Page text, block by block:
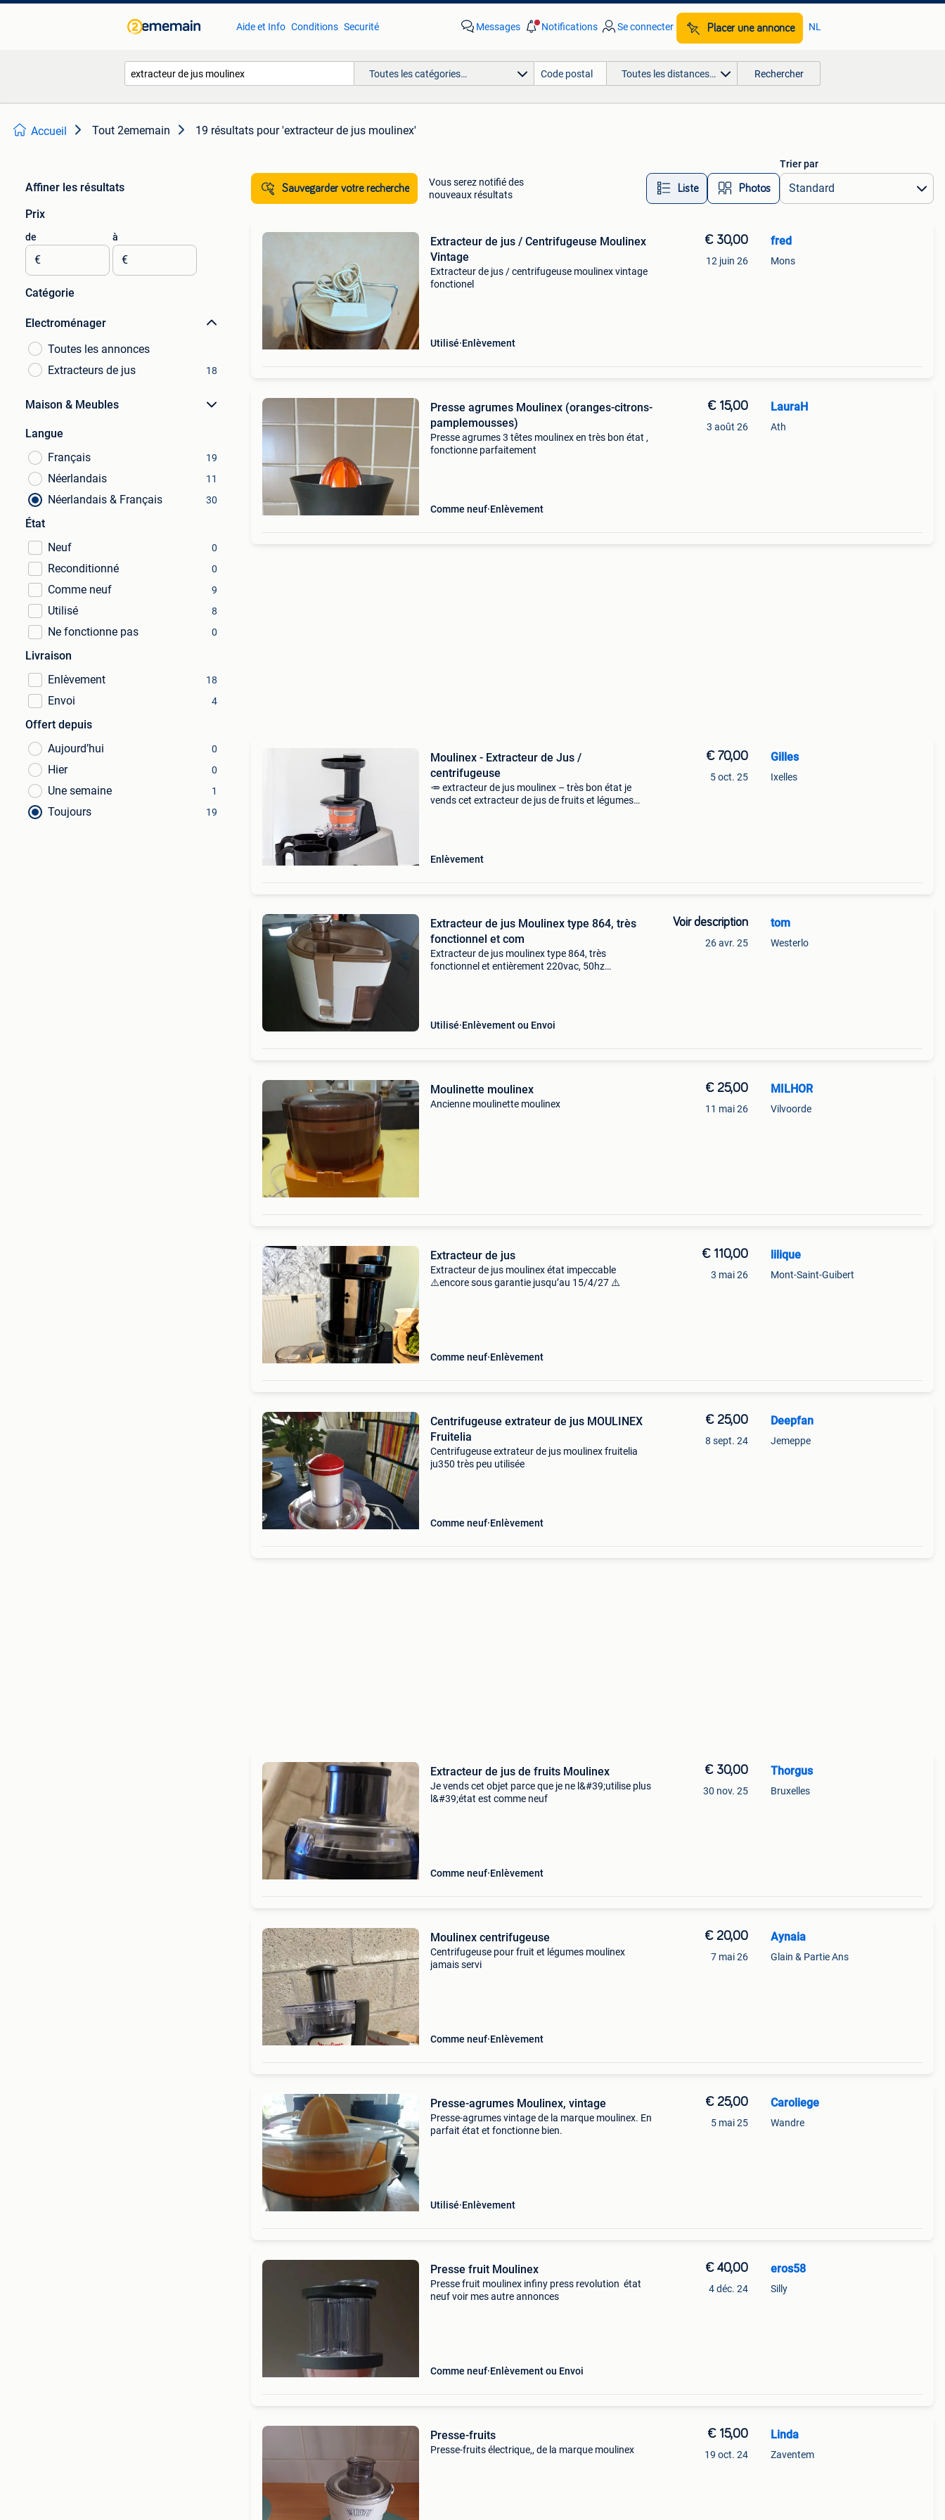
Aide et Info Conditions Securité Messages Notifications Se connecter Placer une annonce NL
Toutes les catégories… Toutes les distances… Rechercher
Accueil Tout 2ememain 19 résultats pour 'extracteur de jus moulinex'
Affiner les résultats
Prix
de
€
à
€
Catégorie
Electroménager
Toutes les annonces
Extracteurs de jus
18
Maison & Meubles
Langue
Français
19
Néerlandais 11
Néerlandais & Français 30
État
Neuf
0
Reconditionné 0
Comme neuf 9
Utilisé 8
Ne fonctionne pas 0
Livraison
Enlèvement
18
Envoi 4
Offert depuis
Aujourd’hui
0
Hier 0
Une semaine 1
Toujours 19
Sauvegarder votre recherche
Vous serez notifié des
nouveaux résultats
Liste Photos
Trier par
Extracteur de jus / Centrifugeuse Moulinex
Vintage
Extracteur de jus / centrifugeuse moulinex vintage
fonctionel
Utilisé Enlèvement
€ 30,00
12 juin 26
fred
Mons
Presse agrumes Moulinex (oranges-citrons-
pamplemousses)
Presse agrumes 3 têtes moulinex en très bon état ,
fonctionne parfaitement
Comme neuf Enlèvement
€ 15,00
3 août 26
LauraH
Ath
Moulinex - Extracteur de Jus /
centrifugeuse
🥕 extracteur de jus moulinex – très bon état je
vends cet extracteur de jus de fruits et légumes
Enlèvement
€ 70,00
5 oct. 25
Gilles
Ixelles
Extracteur de jus Moulinex type 864, très
fonctionnel et com
Extracteur de jus moulinex type 864, très
fonctionnel et entièrement 220vac, 50hz
Utilisé Enlèvement ou Envoi
Voir description
26 avr. 25
tom
Westerlo
Moulinette moulinex
Ancienne moulinette moulinex
€ 25,00
11 mai 26
MILHOR
Vilvoorde
Extracteur de jus
Extracteur de jus moulinex état impeccable
⚠️encore sous garantie jusqu’au 15/4/27 ⚠️
Comme neuf Enlèvement
€ 110,00
3 mai 26
lilique
Mont-Saint-Guibert
Centrifugeuse extrateur de jus MOULINEX
Fruitelia
Centrifugeuse extrateur de jus moulinex fruitelia
ju350 très peu utilisée
Comme neuf Enlèvement
€ 25,00
8 sept. 24
Deepfan
Jemeppe
Extracteur de jus de fruits Moulinex
Je vends cet objet parce que je ne l&#39;utilise plus
l&#39;état est comme neuf
Comme neuf Enlèvement
€ 30,00
30 nov. 25
Thorgus
Bruxelles
Moulinex centrifugeuse
Centrifugeuse pour fruit et légumes moulinex
jamais servi
Comme neuf Enlèvement
€ 20,00
7 mai 26
Aynaia
Glain & Partie Ans
Presse-agrumes Moulinex, vintage
Presse-agrumes vintage de la marque moulinex. En
parfait état et fonctionne bien.
Utilisé Enlèvement
€ 25,00
5 mai 25
Caroliege
Wandre
Presse fruit Moulinex
Presse fruit moulinex infiny press revolution état
neuf voir mes autre annonces
Comme neuf Enlèvement ou Envoi
€ 40,00
4 déc. 24
eros58
Silly
Presse-fruits
Presse-fruits électrique,, de la marque moulinex
€ 15,00
19 oct. 24
Linda
Zaventem